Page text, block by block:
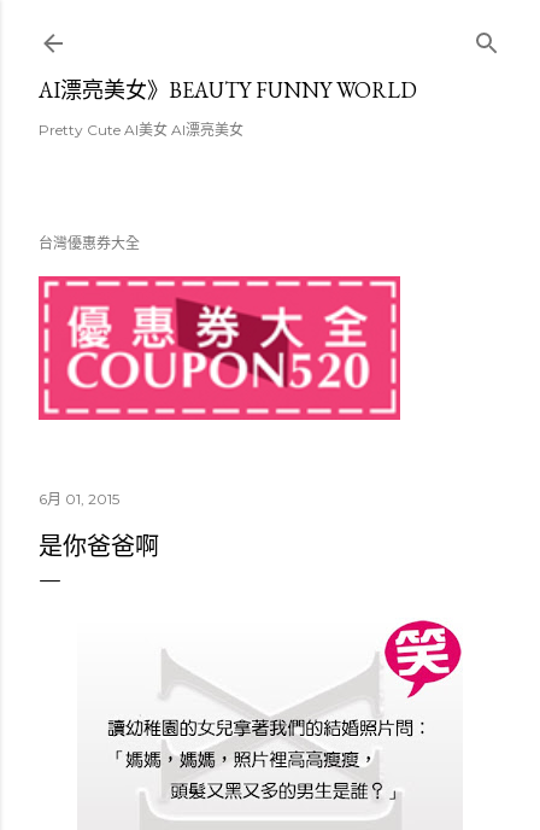
AI漂亮美女》BEAUTY FUNNY WORLD
Pretty Cute AI美女 AI漂亮美女
台灣優惠券大全
6月 01, 2015
是你爸爸啊